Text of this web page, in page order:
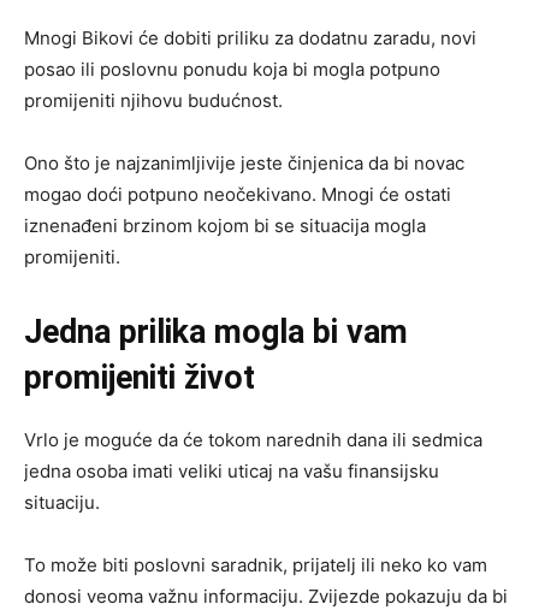
Mnogi Bikovi će dobiti priliku za dodatnu zaradu, novi
posao ili poslovnu ponudu koja bi mogla potpuno
promijeniti njihovu budućnost.
Ono što je najzanimljivije jeste činjenica da bi novac
mogao doći potpuno neočekivano. Mnogi će ostati
iznenađeni brzinom kojom bi se situacija mogla
promijeniti.
Jedna prilika mogla bi vam
promijeniti život
Vrlo je moguće da će tokom narednih dana ili sedmica
jedna osoba imati veliki uticaj na vašu finansijsku
situaciju.
To može biti poslovni saradnik, prijatelj ili neko ko vam
donosi veoma važnu informaciju. Zvijezde pokazuju da bi